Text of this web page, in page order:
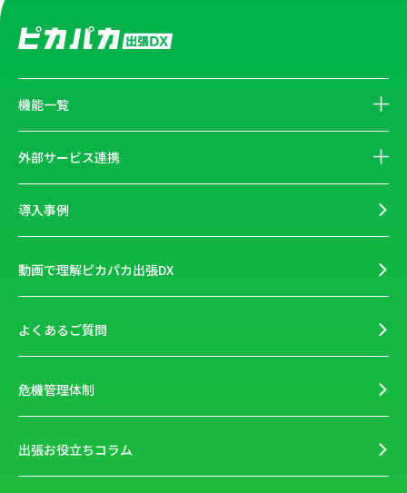
機能一覧
外部サービス連携
導入事例
動画で理解ピカパカ出張DX
よくあるご質問
危機管理体制
出張お役立ちコラム